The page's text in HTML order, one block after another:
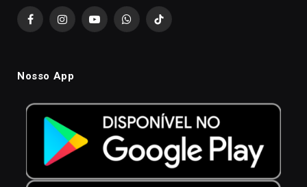
FacebookInstagramYouTubeWhatsAppTikTok
Nosso App